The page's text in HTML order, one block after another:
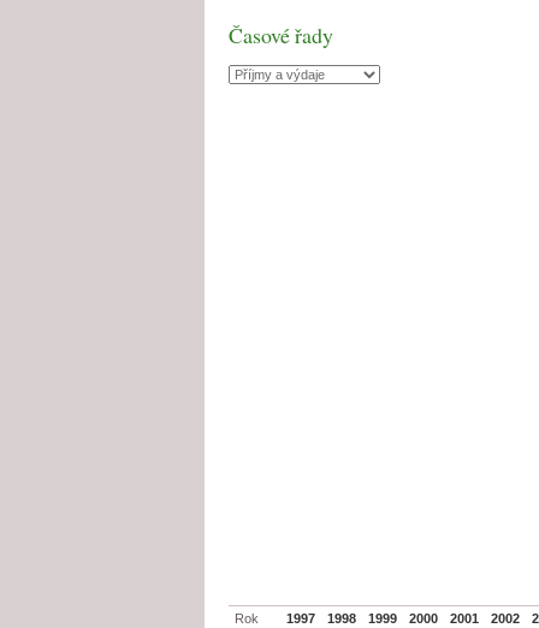
Časové řady
Rok 1997 1998 1999 2000 2001 2002